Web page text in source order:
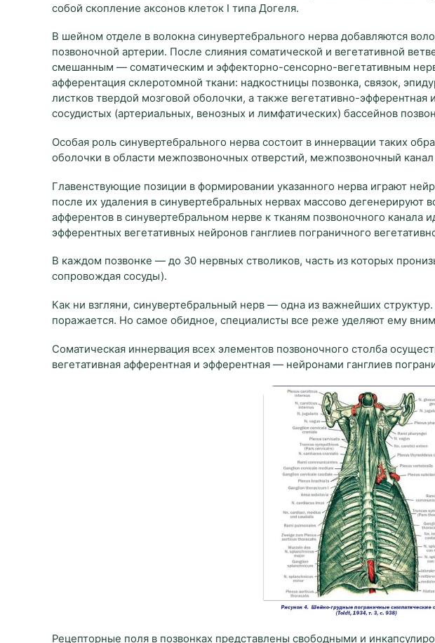
собой скопление аксонов клеток I типа Догеля.
В шейном отделе в волокна синувертебрального нерва добавляются
позвоночной артерии. После слияния соматической и вегетативной
смешанным — соматическим и эффекторно-сенсорно-вегетативным
афферентация склеротомной ткани: надкостницы позвонка, связок,
листков твердой мозговой оболочки, а также вегетативно-эфферентная
сосудистых (артериальных, венозных и лимфатических) бассейнов
Особая роль синувертебрального нерва состоит в иннервации таких
оболочки в области межпозвоночных отверстий, межпозвоночный
Главенствующие позиции в формировании указанного нерва играют
после их удаления в синувертебральных нервах массово дегенерируют
афферентов в синувертебральном нерве к тканям позвоночного канала
эфферентных вегетативных нейронов ганглиев пограничного
В каждом позвонке — до 30 нервных стволиков, часть из которых
сопровождая сосуды).
Как ни взгляни, синувертебральный нерв — одна из важнейших
поражается. Но самое обидное, специалисты все реже уделяют ему
Соматическая иннервация всех элементов позвоночного столба
вегетативная афферентная и эфферентная — нейронами ганглиев
Рецепторные поля в позвонках представлены свободными и